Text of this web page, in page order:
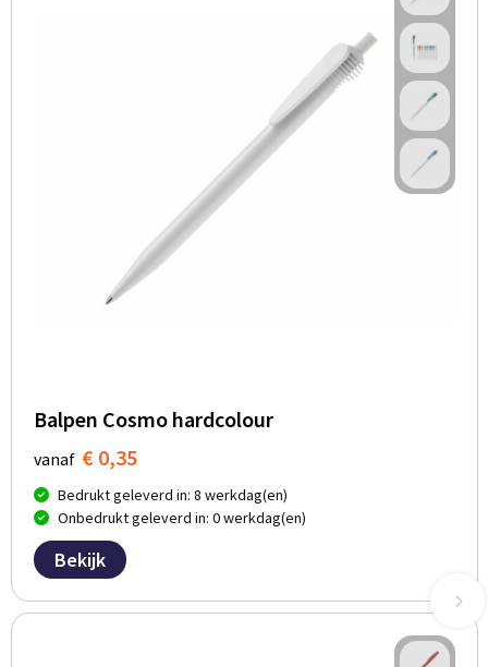
Balpen Cosmo hardcolour
vanaf € 0,35
Bedrukt geleverd in: 8 werkdag(en)
Onbedrukt geleverd in: 0 werkdag(en)
Bekijk